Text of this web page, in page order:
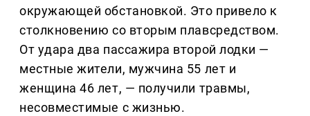
окружающей обстановкой. Это привело к
столкновению со вторым плавсредством.
От удара два пассажира второй лодки —
местные жители, мужчина 55 лет и
женщина 46 лет, — получили травмы,
несовместимые с жизнью.